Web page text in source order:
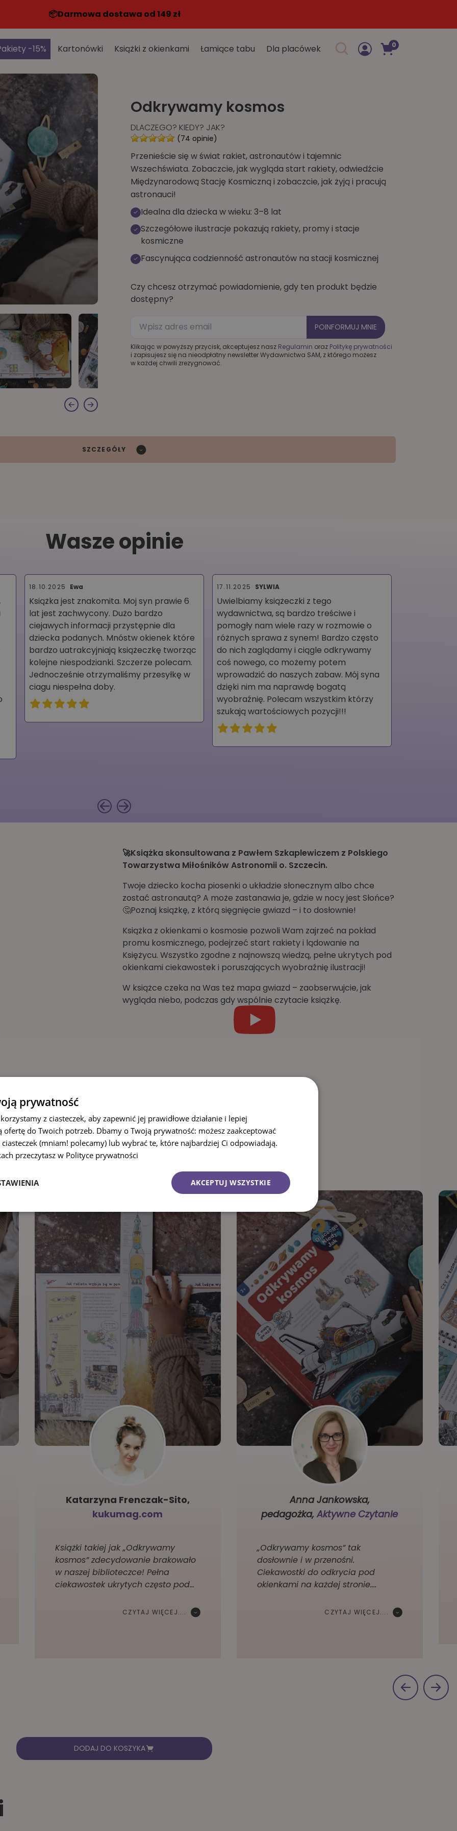
📦️Darmowa dostawa od 149 zł
-15% Kartonówki Książki z okienkami Łamiące tabu
Dla placówek
0
Odkrywamy kosmos
DLACZEGO? KIEDY? JAK?
(74 opinie)
Przenieście się w świat rakiet, astronautów i tajemnic
Wszechświata. Zobaczcie, jak wygląda start rakiety, odwiedźcie
Międzynarodową Stację Kosmiczną i zobaczcie, jak żyją i pracują
astronauci!
Idealna dla dziecka w wieku: 3–8 lat
Szczegółowe ilustracje pokazują rakiety, promy i stacje
kosmiczne
Fascynująca codzienność astronautów na stacji kosmicznej
Czy chcesz otrzymać powiadomienie, gdy ten produkt będzie
dostępny?
POINFORMUJ MNIE
Klikając w powyższy przycisk, akceptujesz nasz Regulamin oraz Politykę prywatności
i zapisujesz się na nieodpłatny newsletter Wydawnictwa SAM, z którego możesz
w każdej chwili zrezygnować.
SZCZEGÓŁY
Wasze opinie
18.10.2025 Ewa
Książka jest znakomita. Moj syn prawie 6
lat jest zachwycony. Dużo bardzo
ciejawych informacji przystępnie dla
dziecka podanych. Mnóstw okienek które
bardzo uatrakcyjniają książeczkę tworząc
kolejne niespodzianki. Szczerze polecam.
Jednocześnie otrzymaliśmy przesyłkę w
ciagu niespełna doby.
17.11.2025 SYLWIA
Uwielbiamy książeczki z tego
wydawnictwa, są bardzo treściwe i
pomogły nam wiele razy w rozmowie o
różnych sprawa z synem! Bardzo często
do nich zaglądamy i ciągle odkrywamy
coś nowego, co możemy potem
wprowadzić do naszych zabaw. Mój syna
dzięki nim ma naprawdę bogatą
wyobraźnię. Polecam wszystkim którzy
szukają wartościowych pozycji!!!
🚀Książka skonsultowana z Pawłem Szkaplewiczem z Polskiego
Towarzystwa Miłośników Astronomii o. Szczecin.
Twoje dziecko kocha piosenki o układzie słonecznym albo chce
zostać astronautą? A może zastanawia je, gdzie w nocy jest Słońce?
🤔Poznaj książkę, z którą sięgnięcie gwiazd – i to dosłownie!
Książka z okienkami o kosmosie pozwoli Wam zajrzeć na pokład
promu kosmicznego, podejrzeć start rakiety i lądowanie na
Księżycu. Wszystko zgodne z najnowszą wiedzą, pełne ukrytych pod
okienkami ciekawostek i poruszających wyobraźnię ilustracji!
W książce czeka na Was też mapa gwiazd – zaobserwujcie, jak
wygląda niebo, podczas gdy wspólnie czytacie książkę.
kosmiczną?
książkach
Katarzyna Frenczak-Sito,
kukumag.com
Książki takiej jak „Odkrywamy
kosmos” zdecydowanie brakowało
w naszej biblioteczce! Pełna
ciekawostek ukrytych często pod…
CZYTAJ WIĘCEJ....
Anna Jankowska,
pedagożka,Aktywne Czytanie
„Odkrywamy kosmos” tak
dosłownie i w przenośni.
Ciekawostki do odkrycia pod
okienkami na każdej stronie.…
CZYTAJ WIĘCEJ....
DODAJ DO KOSZYKA
prywatność
z ciasteczek, aby zapewnić jej prawidłowe działanie i lepiej
ofertę do Twoich potrzeb. Dbamy o Twoją prywatność: możesz zaakceptować
(mniam! polecamy) lub wybrać te, które najbardziej Ci odpowiadają.
przeczytasz w Polityce prywatności
AKCEPTUJ WSZYSTKIE